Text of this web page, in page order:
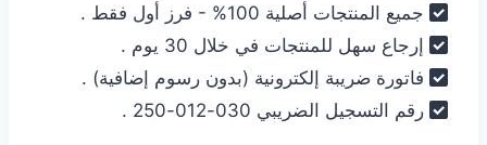
جميع المنتجات أصلية 100% - فرز أول فقط .
إرجاع سهل للمنتجات في خلال 30 يوم .
فاتورة ضريبة إلكترونية (بدون رسوم إضافية) .
رقم التسجيل الضريبي 030-012-250 .